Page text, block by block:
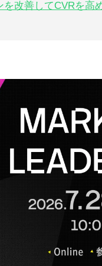
を改善してCVRを高